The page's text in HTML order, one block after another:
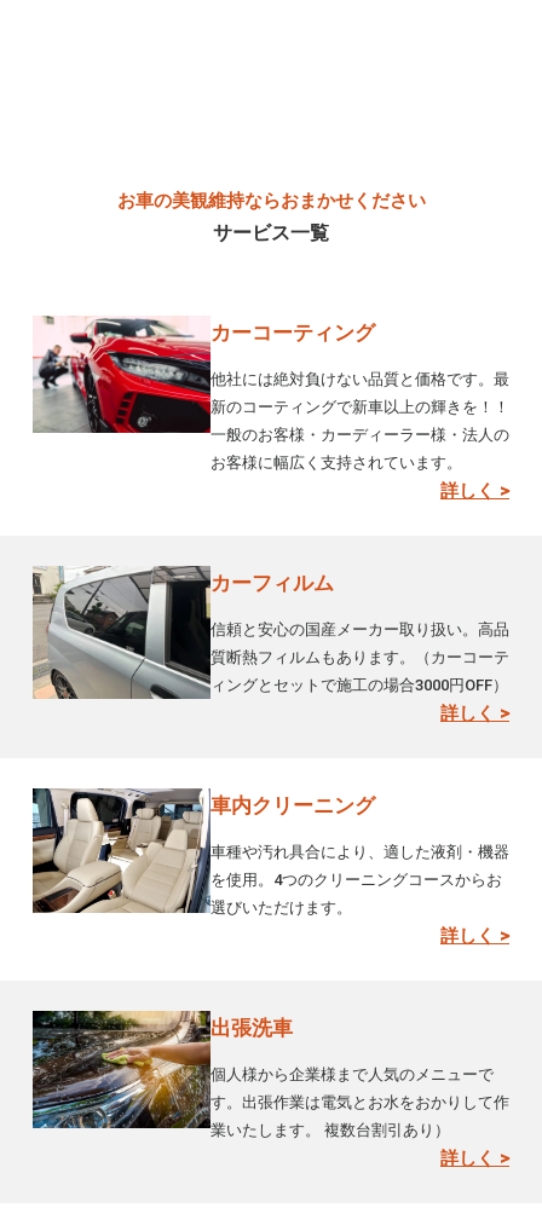
お車の美観維持ならおまかせください
サービス一覧
カーコーティング
他社には絶対負けない品質と価格です。最
新のコーティングで新車以上の輝きを！！
一般のお客様・カーディーラー様・法人の
お客様に幅広く支持されています。
詳しく >
カーフィルム
信頼と安心の国産メーカー取り扱い。高品
質断熱フィルムもあります。（カーコーテ
ィングとセットで施工の場合3000円OFF）
詳しく >
車内クリーニング
車種や汚れ具合により、適した液剤・機器
を使用。4つのクリーニングコースからお
選びいただけます。
詳しく >
出張洗車
個人様から企業様まで人気のメニューで
す。出張作業は電気とお水をおかりして作
業いたします。 複数台割引あり）
詳しく >